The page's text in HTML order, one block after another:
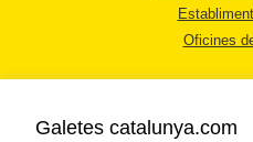
Oficines
Galetes catalunya.com